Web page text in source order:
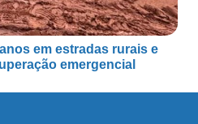
em estradas rurais e
emergencial